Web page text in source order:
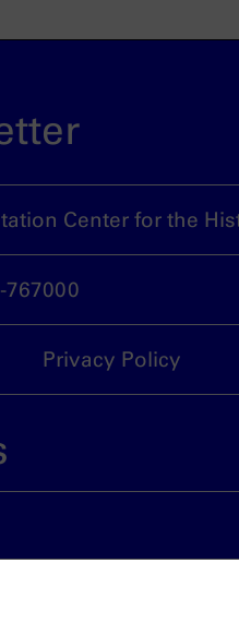
Center for the
767000
Privacy Policy